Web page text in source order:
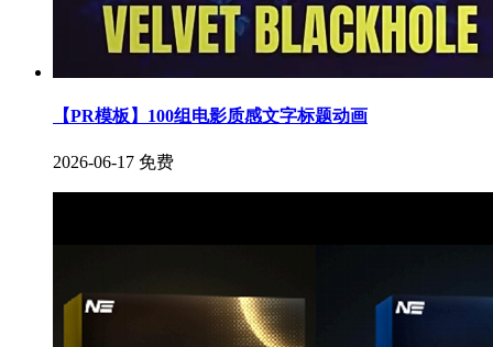
【PR模板】100组电影质感文字标题动画
2026-06-17 免费